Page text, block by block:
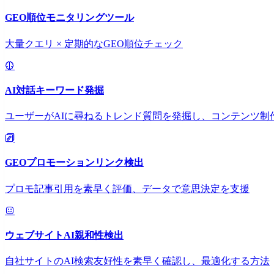
GEO順位モニタリングツール
大量クエリ × 定期的なGEO順位チェック
AI対話キーワード発掘
ユーザーがAIに尋ねるトレンド質問を発掘し、コンテンツ制
GEOプロモーションリンク検出
プロモ記事引用を素早く評価、データで意思決定を支援
ウェブサイトAI親和性検出
自社サイトのAI検索友好性を素早く確認し、最適化する方法